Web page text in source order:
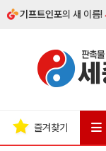
기프트인포의 새 이름!
즐겨찾기